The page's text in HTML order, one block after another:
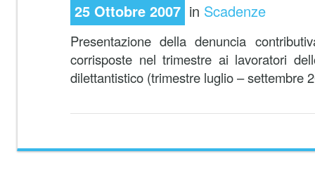
25 Ottobre 2007 in Scadenze
Presentazione della denuncia
corrisposte nel trimestre ai lavoratori
dilettantistico (trimestre luglio – settembre